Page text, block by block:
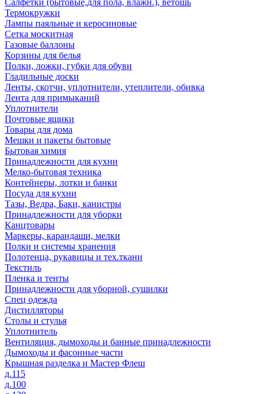
Салфетки (бытовые,для пола, влажн.), ветошь
Термокружки
Лампы паяльные и керосиновые
Сетка москитная
Газовые баллоны
Корзины для белья
Полки, ложки, губки для обуви
Гладильные доски
Ленты, скотчи, уплотнители, утеплители, обивка
Лента для примыканий
Уплотнители
Почтовые ящики
Товары для дома
Мешки и пакеты бытовые
Бытовая химия
Принадлежности для кухни
Мелко-бытовая техника
Контейнеры, лотки и банки
Посуда для кухни
Тазы, Ведра, Баки, канистры
Принадлежности для уборки
Канцтовары
Маркеры, карандаши, мелки
Полки и системы хранения
Полотенца, рукавицы и тех.ткани
Текстиль
Пленка и тенты
Принадлежности для уборной, сушилки
Спец одежда
Дистилляторы
Столы и стулья
Уплотнитель
Вентиляция, дымоходы и банные принадлежности
Дымоходы и фасонные части
Крышная разделка и Мастер Флеш
д.115
д.100